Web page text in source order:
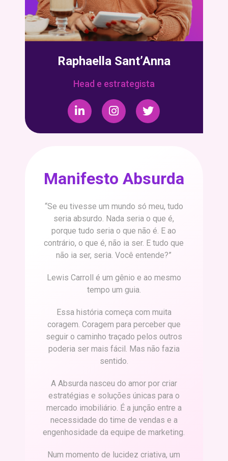
Raphaella Sant’Anna
Head e estrategista
Manifesto Absurda
“Se eu tivesse um mundo só meu, tudo
seria absurdo. Nada seria o que é,
porque tudo seria o que não é. E ao
contrário, o que é, não ia ser. E tudo que
não ia ser, seria. Você entende?”
Lewis Carroll é um gênio e ao mesmo
tempo um guia.
Essa história começa com muita
coragem. Coragem para perceber que
seguir o caminho traçado pelos outros
poderia ser mais fácil. Mas não fazia
sentido.
A Absurda nasceu do amor por criar
estratégias e soluções únicas para o
mercado imobiliário. É a junção entre a
necessidade do time de vendas e a
engenhosidade da equipe de marketing.
Num momento de lucidez criativa, um